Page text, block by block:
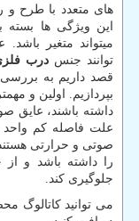
های متعدد با طرح و
این ویژگی ها بسته
میتواند متغیر
توانند جنس درب
قصد داریم به
بپردازیم. اولین و
داشته باشند، عایق
علت فاصله کم واحد
صوتی و حرارتی
را داشته باشد و از
جلوگیری کند.
می توانید کاتالوگ